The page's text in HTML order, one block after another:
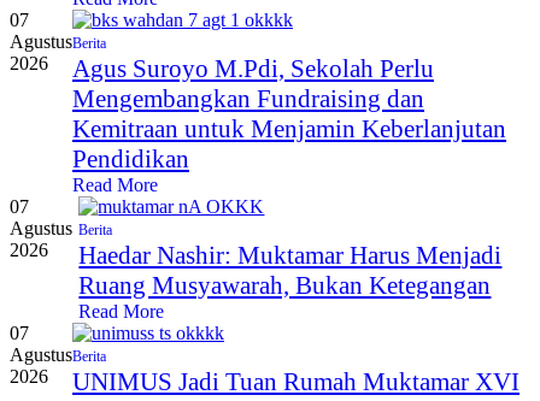
07
Agustus
2026
Berita
Agus Suroyo M.Pdi, Sekolah Perlu
Mengembangkan Fundraising dan
Kemitraan untuk Menjamin Keberlanjutan
Pendidikan
Read More
07
Agustus
2026
Berita
Haedar Nashir: Muktamar Harus Menjadi
Ruang Musyawarah, Bukan Ketegangan
Read More
07
Agustus
2026
Berita
UNIMUS Jadi Tuan Rumah Muktamar XVI